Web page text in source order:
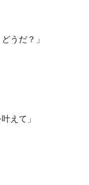
うだ？」
えて」